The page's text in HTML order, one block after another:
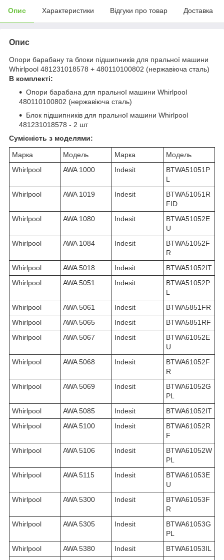
Опис Характеристики Відгуки про товар Доставка
Опис
Опори барабану та блоки підшипників для пральної машини
Whirlpool 481231018578 + 480110100802 (нержавіюча сталь)
В комплекті:
Опори барабана для пральної машини Whirlpool
480110100802 (нержавіюча сталь)
Блок підшипників для пральної машини Whirlpool
481231018578 - 2 шт
Сумісність з моделями:
Марка Модель Марка
Модель
Whirlpool
AWA 1000 Indesit
BTWA51051P
L
Whirlpool
AWA 1019 Indesit
BTWA51051R
FID
Whirlpool
AWA 1080 Indesit
BTWA51052E
U
Whirlpool
AWA 1084 Indesit
BTWA51052F
R
Whirlpool
AWA 5018 Indesit
BTWA51052IT
Whirlpool
AWA 5051 Indesit
BTWA51052P
L
Whirlpool
AWA 5061 Indesit
BTWA5851FR
Whirlpool
AWA 5065 Indesit
BTWA5851RF
Whirlpool
AWA 5067 Indesit
BTWA61052E
U
Whirlpool
AWA 5068 Indesit
BTWA61052F
R
Whirlpool
AWA 5069 Indesit
BTWA61052G
PL
Whirlpool
AWA 5085 Indesit
BTWA61052IT
Whirlpool
AWA 5100 Indesit
BTWA61052R
F
Whirlpool
AWA 5106 Indesit
BTWA61052W
PL
Whirlpool
AWA 5115 Indesit
BTWA61053E
U
Whirlpool
AWA 5300 Indesit
BTWA61053F
R
Whirlpool
AWA 5305 Indesit
BTWA61053G
PL
Whirlpool
AWA 5380 Indesit
BTWA61053IL